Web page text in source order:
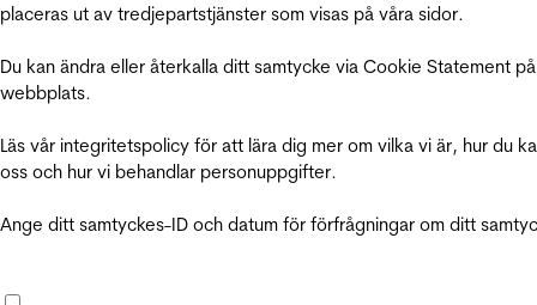
placeras ut av tredjepartstjänster som visas på våra sidor.
Du kan ändra eller återkalla ditt samtycke via Cookie Statement
webbplats.
Läs vår integritetspolicy för att lära dig mer om vilka vi är, hur du
oss och hur vi behandlar personuppgifter.
Ange ditt samtyckes-ID och datum för förfrågningar om ditt